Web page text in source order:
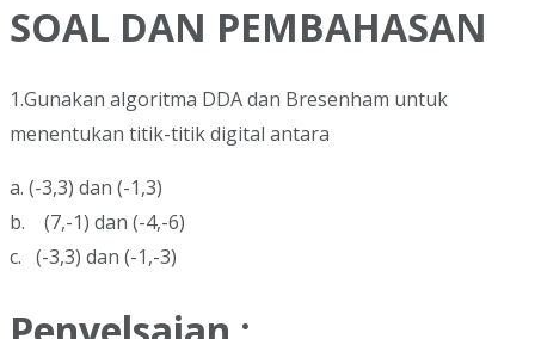
SOAL DAN PEMBAHASAN
1.Gunakan algoritma DDA dan Bresenham untuk
menentukan titik-titik digital antara
a. (-3,3) dan (-1,3)
b. (7,-1) dan (-4,-6)
c. (-3,3) dan (-1,-3)